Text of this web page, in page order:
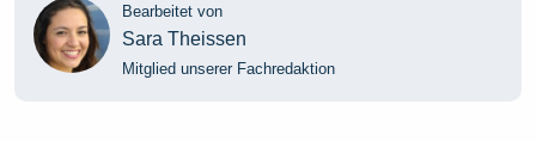
Bearbeitet von
Sara Theissen
Mitglied unserer Fachredaktion